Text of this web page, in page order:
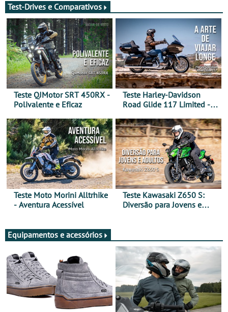
Test-Drives e Comparativos
Teste QJMotor SRT 450RX -
Polivalente e Eficaz
Teste Harley-Davidson
Road Glide 117 Limited - A
Teste Moto Morini Alltrhike
- Aventura Acessível
Teste Kawasaki Z650 S:
Diversão para Jovens e
Equipamentos e acessórios